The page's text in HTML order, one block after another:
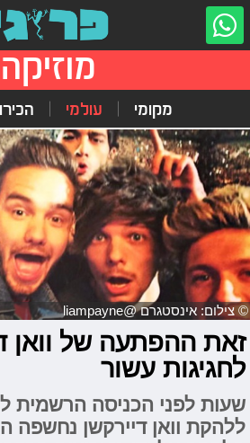
מוזיקה
מקומי עולמי
© צילום: אינסטגרם @liampayne
זאת ההפתעה של וואן
לחגיגות עשור
שעות לפני הכניסה הרשמית
ללהקת וואן דיירקשן